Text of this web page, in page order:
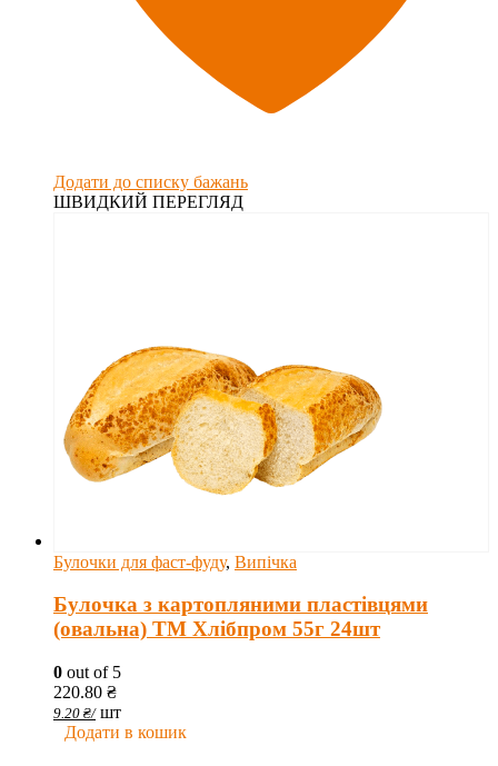
Додати до списку бажань
ШВИДКИЙ ПЕРЕГЛЯД
Булочки для фаст-фуду, Випічка
Булочка з картопляними пластівцями
(овальна) ТМ Хлібпром 55г 24шт
0 out of 5
220.80 ₴
9.20 ₴/ шт
Додати в кошик